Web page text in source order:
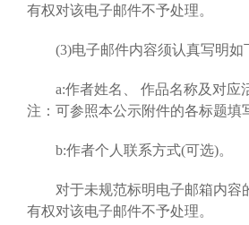
有权对该电子邮件不予处理。
(3)电子邮件内容须认真写明如
a:作者姓名、 作品名称及对应
注：可参照本公示附件的各标题填
b:作者个人联系方式(可选)。
对于未规范标明电子邮箱内容
有权对该电子邮件不予处理。